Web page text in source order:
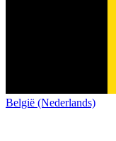
België (Nederlands)